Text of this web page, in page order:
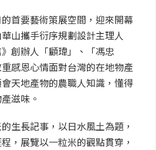
首要藝術策展空間，迎來開幕
山攜手衍序規劃設計主理人
》創辦人「顧瑋」、「馮忠
感恩心情面對台灣的在地物產
天地產物的農職人知識，懂得
滋味。
生長記事，以日水風土為題，
，展覽以一粒米的觀點貫穿，